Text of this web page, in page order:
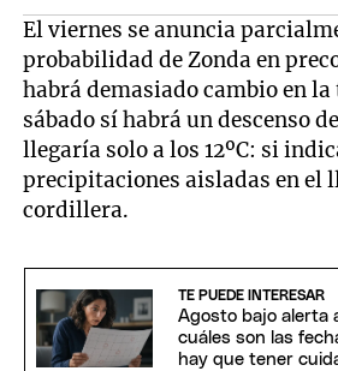
El viernes se anuncia
probabilidad de Zonda en
habrá demasiado cambio en
sábado sí habrá un descenso
llegaría solo a los 12ºC: si
precipitaciones aisladas en el
cordillera.
TE PUEDE INTERESAR
Agosto bajo alerta
cuáles son las
hay que tener